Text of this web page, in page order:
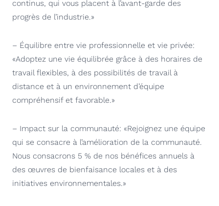
continus, qui vous placent à l’avant-garde des
progrès de l’industrie.»
– Équilibre entre vie professionnelle et vie privée:
«Adoptez une vie équilibrée grâce à des horaires de
travail flexibles, à des possibilités de travail à
distance et à un environnement d’équipe
compréhensif et favorable.»
– Impact sur la communauté: «Rejoignez une équipe
qui se consacre à l’amélioration de la communauté.
Nous consacrons 5 % de nos bénéfices annuels à
des œuvres de bienfaisance locales et à des
initiatives environnementales.»